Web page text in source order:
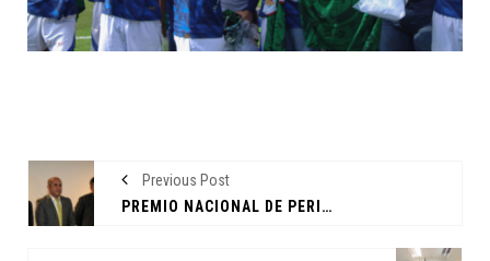
Previous Post
PREMIO NACIONAL DE PERIODISMO CELEBRA SU 25 ANIVERSARIO EN LA UANL